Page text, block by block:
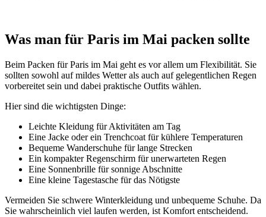
Was man für Paris im Mai packen sollte
Beim Packen für Paris im Mai geht es vor allem um Flexibilität. Sie
sollten sowohl auf mildes Wetter als auch auf gelegentlichen Regen
vorbereitet sein und dabei praktische Outfits wählen.
Hier sind die wichtigsten Dinge:
Leichte Kleidung für Aktivitäten am Tag
Eine Jacke oder ein Trenchcoat für kühlere Temperaturen
Bequeme Wanderschuhe für lange Strecken
Ein kompakter Regenschirm für unerwarteten Regen
Eine Sonnenbrille für sonnige Abschnitte
Eine kleine Tagestasche für das Nötigste
Vermeiden Sie schwere Winterkleidung und unbequeme Schuhe. Da
Sie wahrscheinlich viel laufen werden, ist Komfort entscheidend.